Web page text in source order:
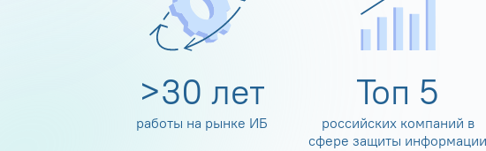
>30 лет
работы на рынке ИБ
Топ 5
российских компаний в
сфере защиты информации